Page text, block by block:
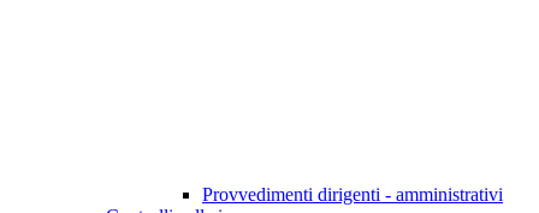
Provvedimenti dirigenti - amministrativi